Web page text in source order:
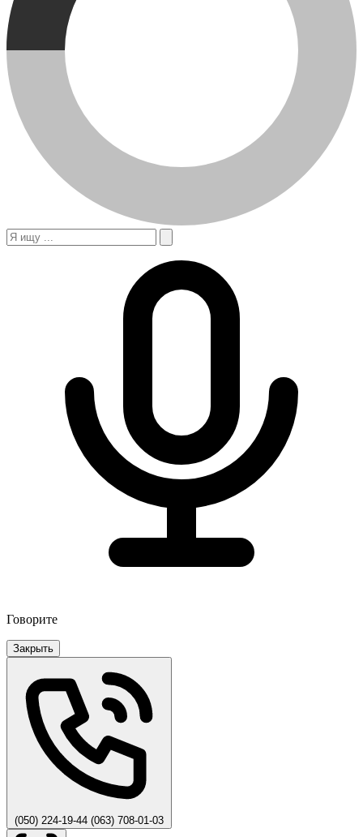
Говорите
Закрыть
(050) 224-19-44 (063) 708-01-03